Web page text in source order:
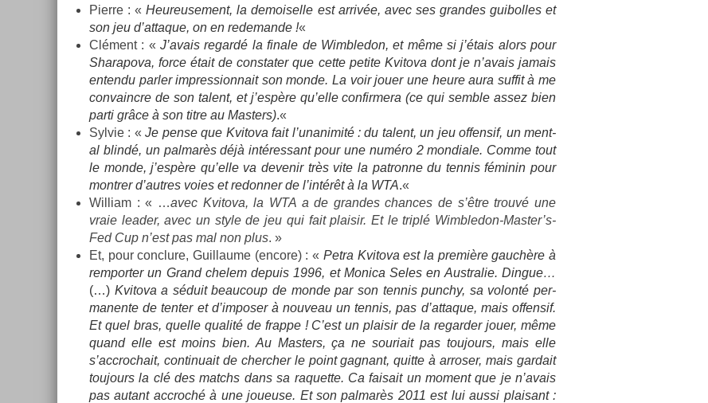
Pier­re : «Heureuse­ment, la de­moisel­le est arrivée, avec ses gran­des guibol­les et
son jeu d’at­taque, on en re­deman­de !«
Clément : «J’avais re­gardé la fin­ale de Wimbledon, et même si j’étais alors pour
Sharapova, force était de con­stat­er que cette petite Kvitova dont je n’avais jamais
en­ten­du parl­er im­pres­sion­nait son monde. La voir jouer une heure aura suf­fit à me
con­vaincre de son talent, et j’espère qu’elle con­fir­mera (ce qui semble assez bien
parti grâce à son titre au Mast­ers).«
Syl­vie : «Je pense que Kvitova fait l’unanimité : du talent, un jeu of­fen­sif, un ment­
al blindé, un pal­marès déjà in­téres­sant pour une numéro 2 mon­diale. Comme tout
le monde, j’espère qu’elle va de­venir très vite la pat­ronne du ten­nis féminin pour
montr­er d’aut­res voies et re­donn­er de l’intérêt à la WTA.«
Wil­liam : « …avec Kvitova, la WTA a de gran­des chan­ces de s’être trouvé une
vraie lead­er, avec un style de jeu qui fait plaisir. Et le triplé Wimbledon-Master’s-
Fed Cup n’est pas mal non plus. »
Et, pour con­clure, Guil­laume (en­core) : « Petra Kvitova est la première gauchère à
re­mport­er un Grand chelem de­puis 1996, et Monica Seles en Australie. Di­ngue…
(…) Kvitova a séduit be­aucoup de monde par son ten­nis punchy, sa volonté per­
manen­te de tent­er et d’im­pos­er à nouveau un ten­nis, pas d’at­taque, mais of­fen­sif.
Et quel bras, quel­le qualité de frap­pe ! C’est un plaisir de la re­gard­er jouer, même
quand elle est moins bien. Au Mast­ers, ça ne souriait pas toujours, mais elle
s’accroc­hait, con­tinuait de cherch­er le point gag­nant, quit­te à ar­ros­er, mais gar­dait
toujours la clé des matchs dans sa raquet­te. Ca faisait un mo­ment que je n’avais
pas autant accroché à une joueuse. Et son pal­marès 2011 est lui aussi plaisant :